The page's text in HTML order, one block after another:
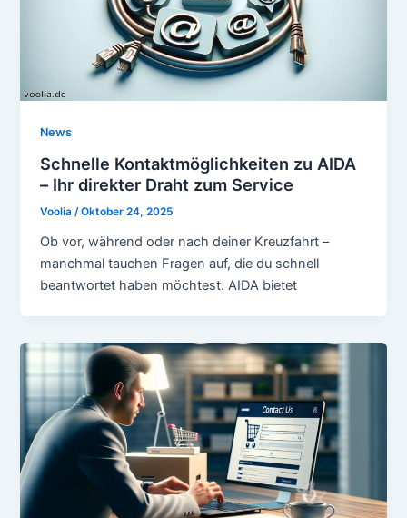
News
Schnelle Kontaktmöglichkeiten zu AIDA
– Ihr direkter Draht zum Service
Voolia/Oktober 24, 2025
Ob vor, während oder nach deiner Kreuzfahrt –
manchmal tauchen Fragen auf, die du schnell
beantwortet haben möchtest. AIDA bietet